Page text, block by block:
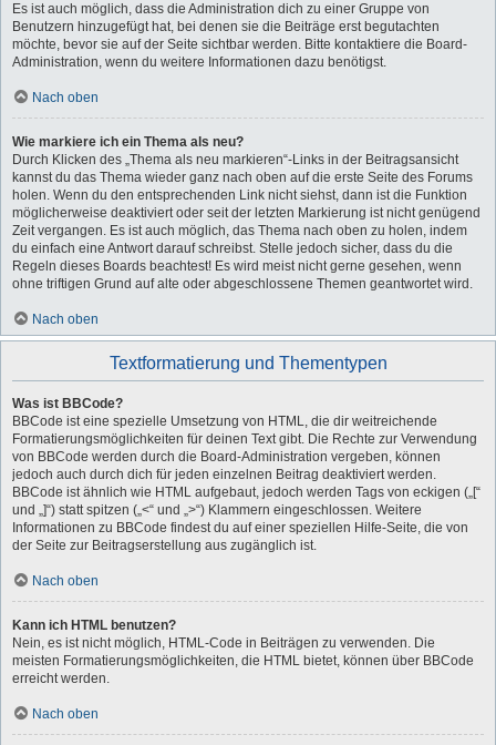
Es ist auch möglich, dass die Administration dich zu einer Gruppe von
Benutzern hinzugefügt hat, bei denen sie die Beiträge erst begutachten
möchte, bevor sie auf der Seite sichtbar werden. Bitte kontaktiere die Board-
Administration, wenn du weitere Informationen dazu benötigst.
Nach oben
Wie markiere ich ein Thema als neu?
Durch Klicken des „Thema als neu markieren“-Links in der Beitragsansicht
kannst du das Thema wieder ganz nach oben auf die erste Seite des Forums
holen. Wenn du den entsprechenden Link nicht siehst, dann ist die Funktion
möglicherweise deaktiviert oder seit der letzten Markierung ist nicht genügend
Zeit vergangen. Es ist auch möglich, das Thema nach oben zu holen, indem
du einfach eine Antwort darauf schreibst. Stelle jedoch sicher, dass du die
Regeln dieses Boards beachtest! Es wird meist nicht gerne gesehen, wenn
ohne triftigen Grund auf alte oder abgeschlossene Themen geantwortet wird.
Nach oben
Textformatierung und Thementypen
Was ist BBCode?
BBCode ist eine spezielle Umsetzung von HTML, die dir weitreichende
Formatierungsmöglichkeiten für deinen Text gibt. Die Rechte zur Verwendung
von BBCode werden durch die Board-Administration vergeben, können
jedoch auch durch dich für jeden einzelnen Beitrag deaktiviert werden.
BBCode ist ähnlich wie HTML aufgebaut, jedoch werden Tags von eckigen („[“
und „]“) statt spitzen („<“ und „>“) Klammern eingeschlossen. Weitere
Informationen zu BBCode findest du auf einer speziellen Hilfe-Seite, die von
der Seite zur Beitragserstellung aus zugänglich ist.
Nach oben
Kann ich HTML benutzen?
Nein, es ist nicht möglich, HTML-Code in Beiträgen zu verwenden. Die
meisten Formatierungsmöglichkeiten, die HTML bietet, können über BBCode
erreicht werden.
Nach oben